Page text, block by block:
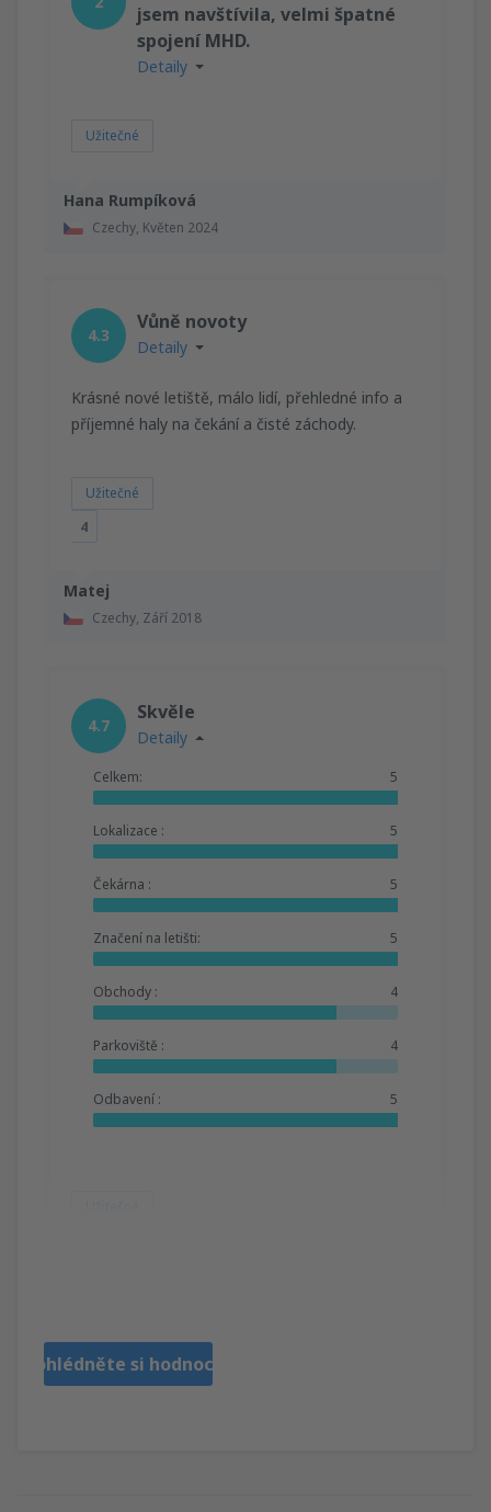
Hana Rumpíková
Czechy, Květen 2024
jsem navštívila, velmi špatné
spojení MHD.
Detaily
Užitečné
Matej
Czechy, Září 2018
4.3
Vůně novoty
Detaily
Krásné nové letiště, málo lidí, přehledné info a
příjemné haly na čekání a čisté záchody.
Užitečné
4
4.7
Skvěle
Detaily
Celkem: 5
Lokalizace : 5
Čekárna : 5
Značení na letišti: 5
Obchody : 4
Parkoviště : 4
Odbavení : 5
Prohlédněte si hodnocení